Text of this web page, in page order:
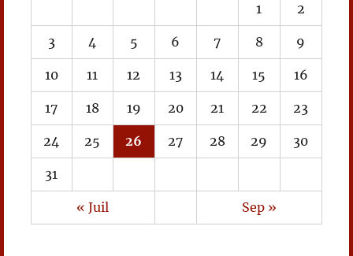
1 2
3 4 5 6 7 8 9
10 11 12 13 14 15 16
17 18 19 20 21 22 23
24 25 26 27 28 29 30
31
« Juil Sep »